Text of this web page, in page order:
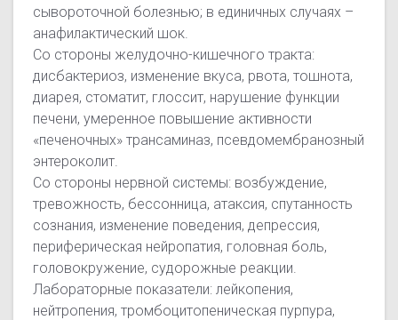
сывороточной болезнью; в единичных случаях –
анафилактический шок.
Со стороны желудочно-кишечного тракта:
дисбактериоз, изменение вкуса, рвота, тошнота,
диарея, стоматит, глоссит, нарушение функции
печени, умеренное повышение активности
«печеночных» трансаминаз, псевдомембранозный
энтероколит.
Со стороны нервной системы: возбуждение,
тревожность, бессонница, атаксия, спутанность
сознания, изменение поведения, депрессия,
периферическая нейропатия, головная боль,
головокружение, судорожные реакции.
Лабораторные показатели: лейкопения,
нейтропения, тромбоцитопеническая пурпура,